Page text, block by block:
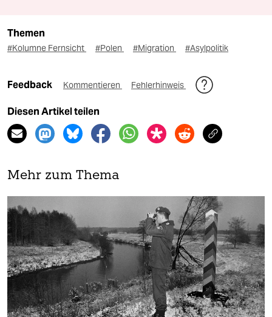
Themen
#Kolumne Fernsicht #Polen #Migration #Asylpolitik
Feedback Kommentieren Fehlerhinweis
Diesen Artikel teilen
Mehr zum Thema